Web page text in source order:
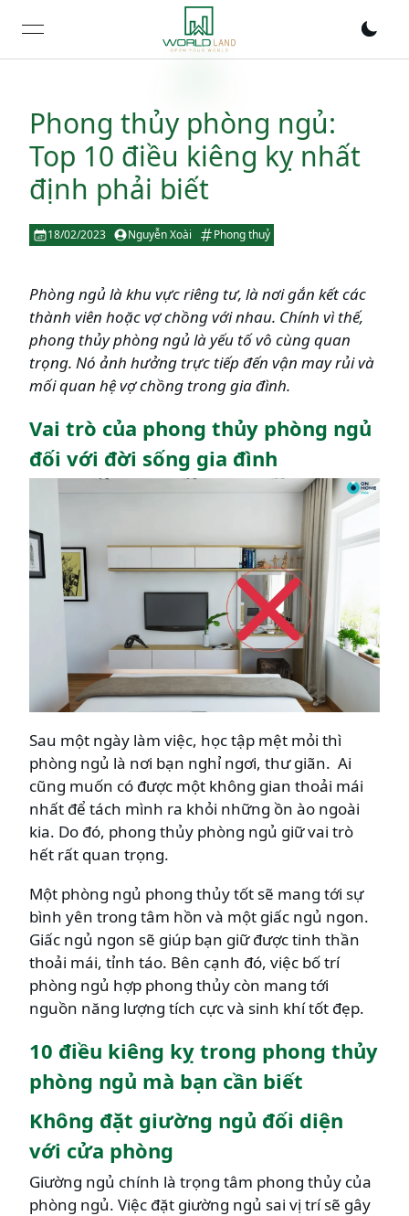
open navigation menu
Phong thủy phòng ngủ:
Top 10 điều kiêng kỵ nhất
định phải biết
18/02/2023 Nguyễn Xoài Phong thuỷ
Phòng ngủ là khu vực riêng tư, là nơi gắn kết các
thành viên hoặc vợ chồng với nhau. Chính vì thế,
phong thủy phòng ngủ là yếu tố vô cùng quan
trọng. Nó ảnh hưởng trực tiếp đến vận may rủi và
mối quan hệ vợ chồng trong gia đình.
Vai trò của phong thủy phòng ngủ
đối với đời sống gia đình
Sau một ngày làm việc, học tập mệt mỏi thì
phòng ngủ là nơi bạn nghỉ ngơi, thư giãn. Ai
cũng muốn có được một không gian thoải mái
nhất để tách mình ra khỏi những ồn ào ngoài
kia. Do đó, phong thủy phòng ngủ giữ vai trò
hết rất quan trọng.
Một phòng ngủ phong thủy tốt sẽ mang tới sự
bình yên trong tâm hồn và một giấc ngủ ngon.
Giấc ngủ ngon sẽ giúp bạn giữ được tinh thần
thoải mái, tỉnh táo. Bên cạnh đó, việc bố trí
phòng ngủ hợp phong thủy còn mang tới
nguồn năng lượng tích cực và sinh khí tốt đẹp.
10 điều kiêng kỵ trong phong thủy
phòng ngủ mà bạn cần biết
Không đặt giường ngủ đối diện
với cửa phòng
Giường ngủ chính là trọng tâm phong thủy của
phòng ngủ. Việc đặt giường ngủ sai vị trí sẽ gây